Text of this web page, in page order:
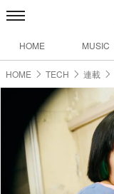
HOME MUSIC
HOME TECH 連載